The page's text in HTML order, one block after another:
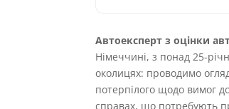
Автоексперт з оцінки
Німеччині, з понад 25-
околицях: проводимо
потерпілого щодо вимог
справах, що потребують